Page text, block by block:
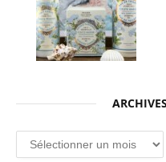
Archives
depuis